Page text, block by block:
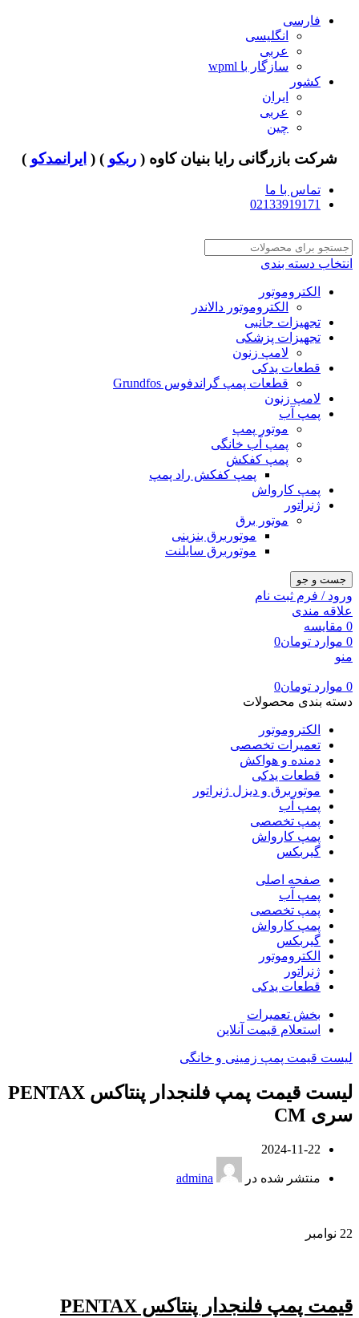
فارسی
انگلیسی
عربی
سازگار با wpml
کشور
ایران
عربی
چین
شرکت بازرگانی رایا بنیان کاوه ( ربکو ) ( ایرانمدکو )
تماس با ما
02133919171
انتخاب دسته بندی
الکتروموتور
الکتروموتور دالاندر
تجهیزات جانبی
تجهیزات پزشکی
لامپ زنون
قطعات یدکی
قطعات پمپ گراندفوس Grundfos
لامپ زنون
پمپ آب
موتور پمپ
پمپ آب خانگی
پمپ کفکش
پمپ کفکش راد پمپ
پمپ کارواش
ژنراتور
موتور برق
موتوربرق بنزینی
موتوربرق سایلنت
جست و جو
ورود / فرم ثبت نام
علاقه مندی
0 مقایسه
0 موارد تومان0
منو
0 موارد تومان0
دسته بندی محصولات
الکتروموتور
تعمیرات تخصصی
دمنده و هواکش
قطعات یدکی
موتوربرق و دیزل ژنراتور
پمپ آب
پمپ تخصصی
پمپ کارواش
گیربکس
صفحه اصلی
پمپ آب
پمپ تخصصی
پمپ کارواش
گیربکس
الکتروموتور
ژنراتور
قطعات یدکی
بخش تعمیرات
استعلام قیمت آنلاین
لیست قیمت پمپ زمینی و خانگی
لیست قیمت پمپ فلنجدار پنتاکس PENTAX
سری CM
2024-11-22
منتشر شده در admina
22 نوامبر
قیمت پمپ فلنجدار پنتاکس PENTAX